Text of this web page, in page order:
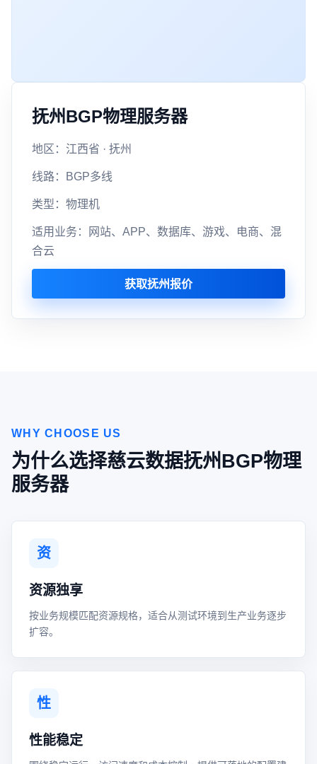
抚州BGP物理服务器
地区：江西省 · 抚州
线路：BGP多线
类型：物理机
适用业务：网站、APP、数据库、游戏、电商、混
合云
获取抚州报价
WHY CHOOSE US
为什么选择慈云数据抚州BGP物理
服务器
资
资源独享
按业务规模匹配资源规格，适合从测试环境到生产业务逐步
扩容。
性
性能稳定